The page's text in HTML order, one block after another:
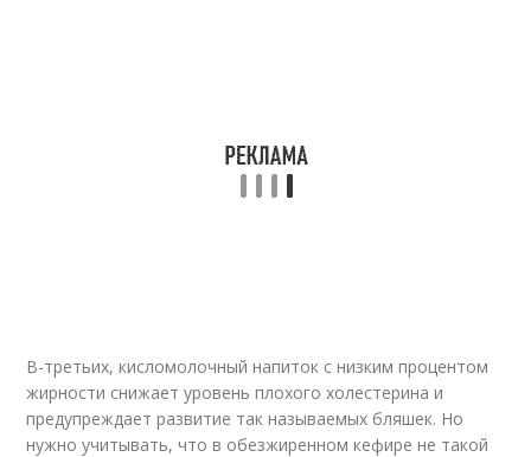
В-третьих, кисломолочный напиток с низким процентом
жирности снижает уровень плохого холестерина и
предупреждает развитие так называемых бляшек. Но
нужно учитывать, что в обезжиренном кефире не такой